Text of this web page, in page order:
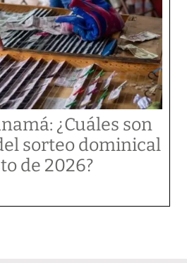
¿Cuáles son
sorteo dominical
de 2026?